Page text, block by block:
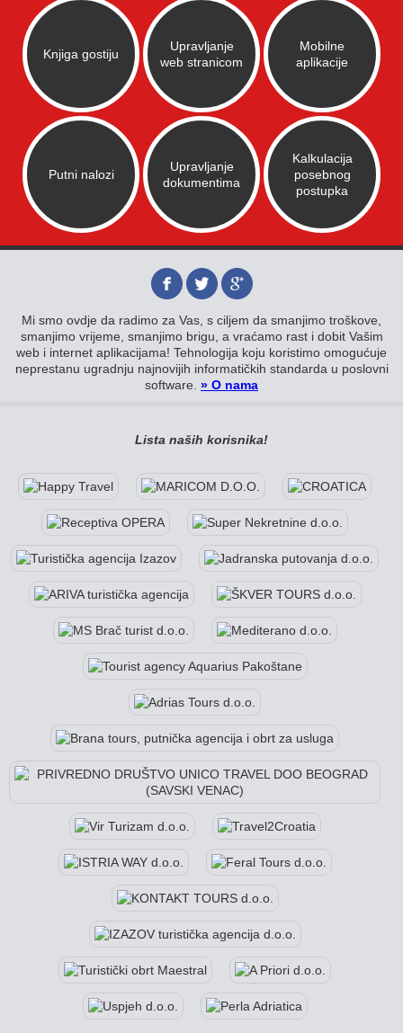
Knjiga gostiju
Upravljanje
web stranicom
Mobilne
aplikacije
Putni nalozi
Upravljanje
dokumentima
Kalkulacija
posebnog
postupka
Mi smo ovdje da radimo za Vas, s ciljem da smanjimo troškove,
smanjimo vrijeme, smanjimo brigu, a vraćamo rast i dobit Vašim
web i internet aplikacijama! Tehnologija koju koristimo omogućuje
neprestanu ugradnju najnovijih informatičkih standarda u poslovni
software. » O nama
Lista naših korisnika!